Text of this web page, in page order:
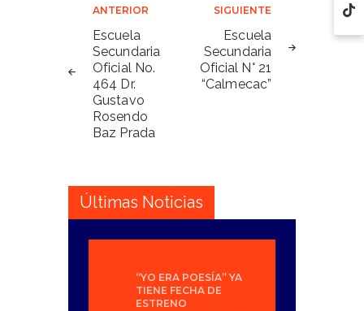
Navegación
de
entradas
ANTERIOR
Escuela
Secundaria
Oficial No.
464 Dr.
Gustavo
Rosendo
Baz Prada
SIGUIENTE
Escuela
Secundaria
Oficial N° 21
“Calmecac”
Últimas Noticias
“YO ERA POESÍA” YA
TIENE FECHA DE
ESTRENO